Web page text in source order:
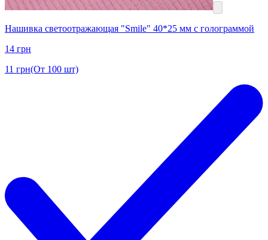
Нашивка светоотражающая "Smile" 40*25 мм с голограммой
14 грн
11 грн(От 100 шт)